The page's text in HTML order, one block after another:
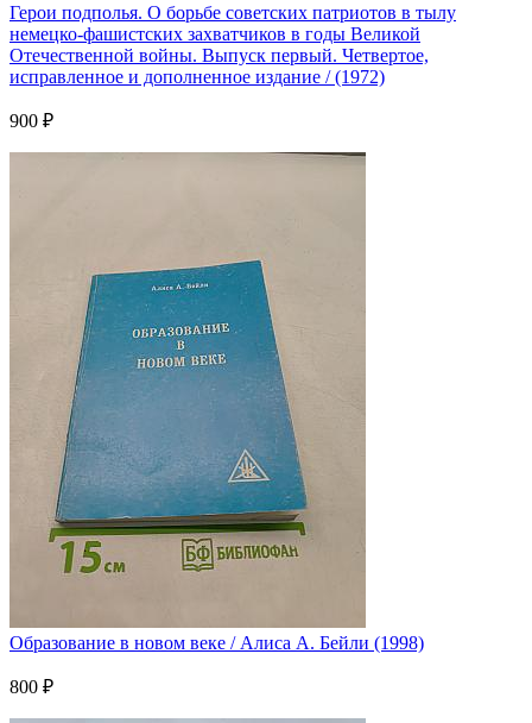
Герои подполья. О борьбе советских патриотов в тылу
немецко-фашистских захватчиков в годы Великой
Отечественной войны. Выпуск первый. Четвертое,
исправленное и дополненное издание / (1972)
900 ₽
Образование в новом веке / Алиса А. Бейли (1998)
800 ₽